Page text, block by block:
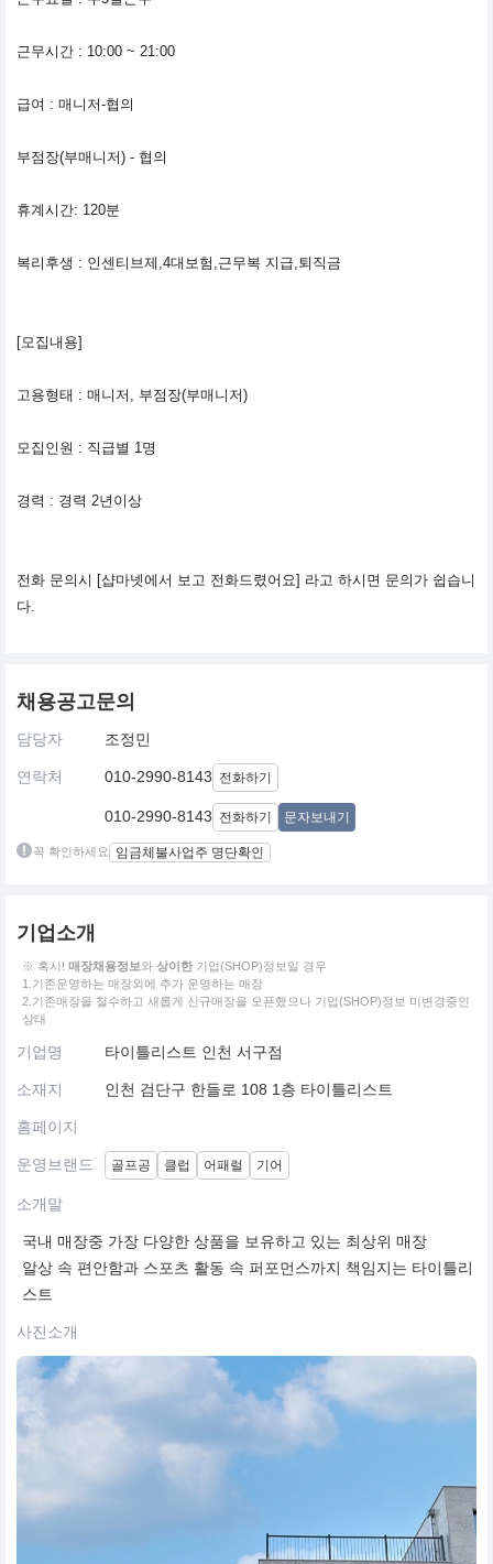
근무시간 : 10:00 ~ 21:00
급여 : 매니저-협의
부점장(부매니저) - 협의
휴계시간: 120분
복리후생 : 인센티브제,4대보험,근무복 지급,퇴직금
[모집내용]
고용형태 : 매니저, 부점장(부매니저)
모집인원 : 직급별 1명
경력 : 경력 2년이상
전화 문의시 [샵마넷에서 보고 전화드렸어요] 라고 하시면 문의가 쉽습니
다.
채용공고문의
담당자 조정민
연락처 010-2990-8143 전화하기
010-2990-8143 전화하기 문자보내기
꼭 확인하세요 임금체불사업주 명단확인
기업소개
※ 혹시! 매장채용정보와 상이한 기업(SHOP)정보일 경우
1.기존운영하는 매장외에 추가 운영하는 매장
2.기존매장을 철수하고 새롭게 신규매장을 오픈했으나 기업(SHOP)정보 미변경중인
상태
기업명 타이틀리스트 인천 서구점
소재지 인천 검단구 한들로 108 1층 타이틀리스트
홈페이지
운영브랜드 골프공 클럽 어패럴 기어
소개말
국내 매장중 가장 다양한 상품을 보유하고 있는 최상위 매장
알상 속 편안함과 스포츠 활동 속 퍼포먼스까지 책임지는 타이틀리
스트
사진소개